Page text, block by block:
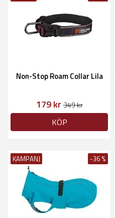
Non-Stop Roam Collar Lila
179 kr349 kr
KÖP
KAMPANJ -36 %